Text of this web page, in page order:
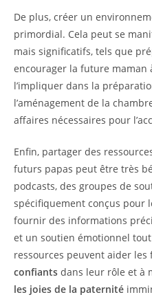
De plus, créer un
primordial. Cela peut se
mais significatifs, tels que
encourager la future maman
l’impliquer dans la
l’aménagement de la
affaires nécessaires pour
Enfin, partager des
futurs papas peut être très
podcasts, des groupes de
spécifiquement conçus pour
fournir des informations
et un soutien émotionnel
ressources peuvent aider
confiants dans leur rôle et à
les joies de la paternité